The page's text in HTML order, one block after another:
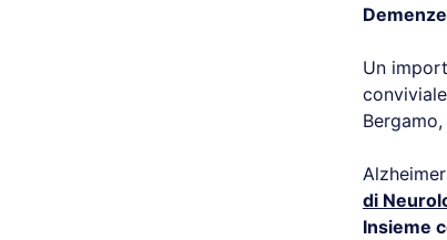
Demenze
Un
di
Insieme